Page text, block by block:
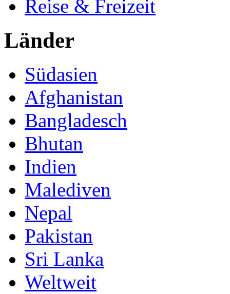
Reise & Freizeit
Länder
Südasien
Afghanistan
Bangladesch
Bhutan
Indien
Malediven
Nepal
Pakistan
Sri Lanka
Weltweit